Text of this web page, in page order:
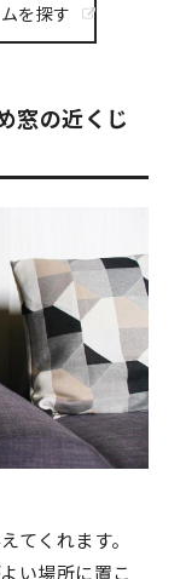
を探す
窓の近くじ
てくれます。
い場所に置こ